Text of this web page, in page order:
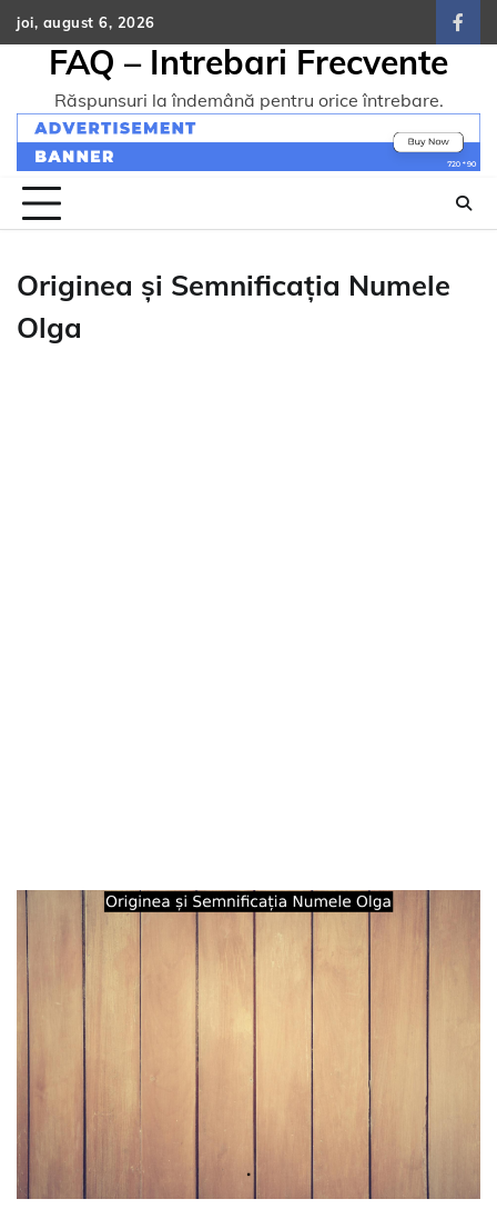
Skip
to
content
joi, august 6, 2026
FAQ – Intrebari Frecvente
Răspunsuri la îndemână pentru orice întrebare.
Originea și Semnificația Numele
Olga